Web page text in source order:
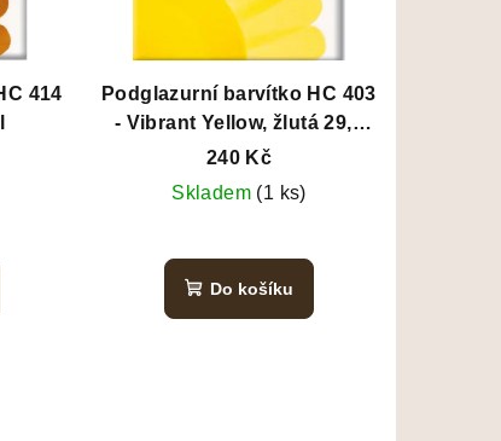
414
Podglazurní barvítko HC 403
- Vibrant Yellow, žlutá 29,5
ml
240 Kč
Skladem (1 ks)
Do košíku